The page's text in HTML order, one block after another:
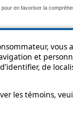
vous
et
de
les témoins,
en favoriser la
de l'information